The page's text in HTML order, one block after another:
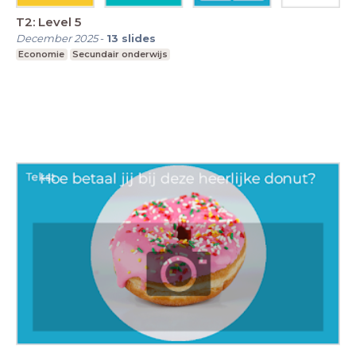
T2: Level 5
December 2025- 13 slides
Economie Secundair onderwijs